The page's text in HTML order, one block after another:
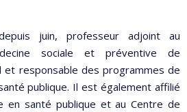
juin, professeur adjoint au
sociale et préventive de
et responsable des programmes de
publique. Il est également affilié
en santé publique et au Centre de